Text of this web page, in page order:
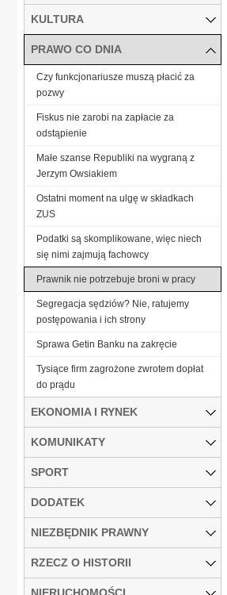
KULTURA
PRAWO CO DNIA
Czy funkcjonariusze muszą płacić za
pozwy
Fiskus nie zarobi na zapłacie za
odstąpienie
Małe szanse Republiki na wygraną z
Jerzym Owsiakiem
Ostatni moment na ulgę w składkach
ZUS
Podatki są skomplikowane, więc niech
się nimi zajmują fachowcy
Prawnik nie potrzebuje broni w pracy
Segregacja sędziów? Nie, ratujemy
postępowania i ich strony
Sprawa Getin Banku na zakręcie
Tysiące firm zagrożone zwrotem dopłat
do prądu
EKONOMIA I RYNEK
KOMUNIKATY
SPORT
DODATEK
NIEZBĘDNIK PRAWNY
RZECZ O HISTORII
NIERUCHOMOŚCI